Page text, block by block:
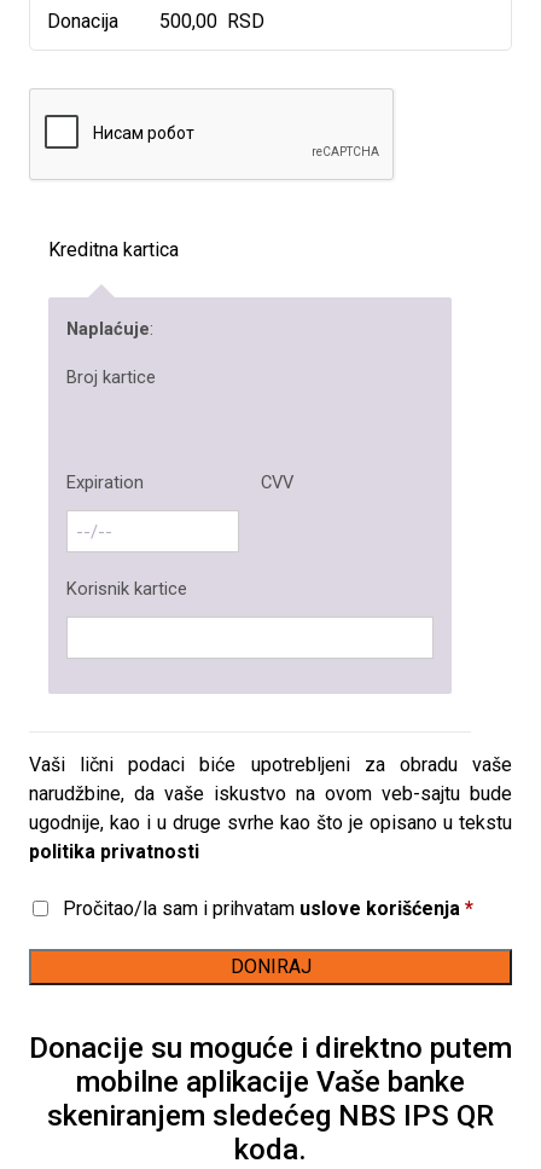
Donacija 500,00 RSD
Kreditna kartica
Naplaćuje:
Broj kartice
Expiration CVV
Korisnik kartice
Vaši lični podaci biće upotrebljeni za obradu vaše
narudžbine, da vaše iskustvo na ovom veb-sajtu bude
ugodnije, kao i u druge svrhe kao što je opisano u tekstu
politika privatnosti
Pročitao/la sam i prihvatam uslove korišćenja *
DONIRAJ
Donacije su moguće i direktno putem
mobilne aplikacije Vaše banke
skeniranjem sledećeg NBS IPS QR
koda.